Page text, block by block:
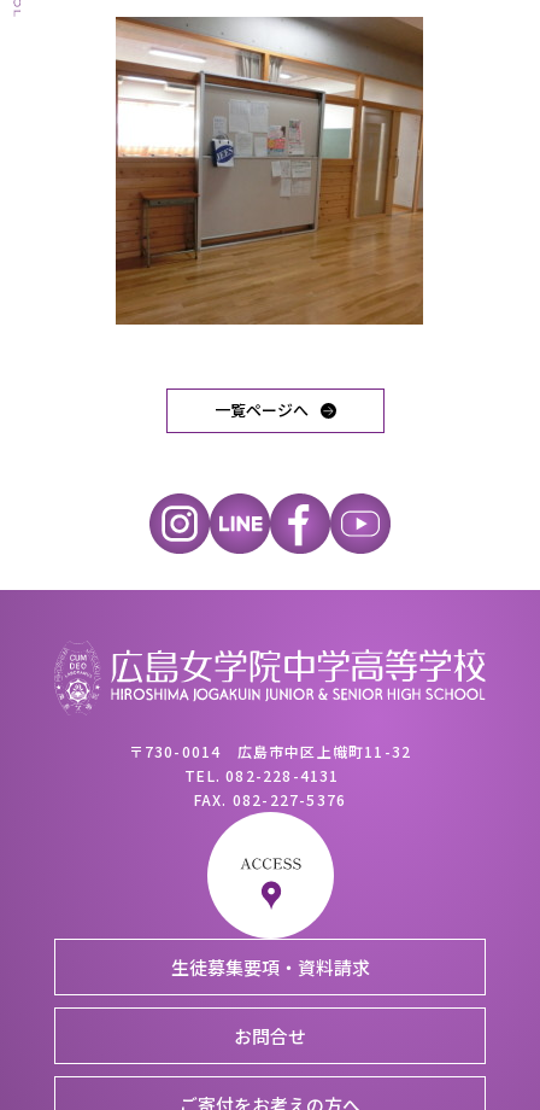
一覧ページへ
〒730-0014 広島市中区上幟町11-32
TEL.082-228-4131
FAX. 082-227-5376
生徒募集要項・資料請求
お問合せ
ご寄付をお考えの方へ